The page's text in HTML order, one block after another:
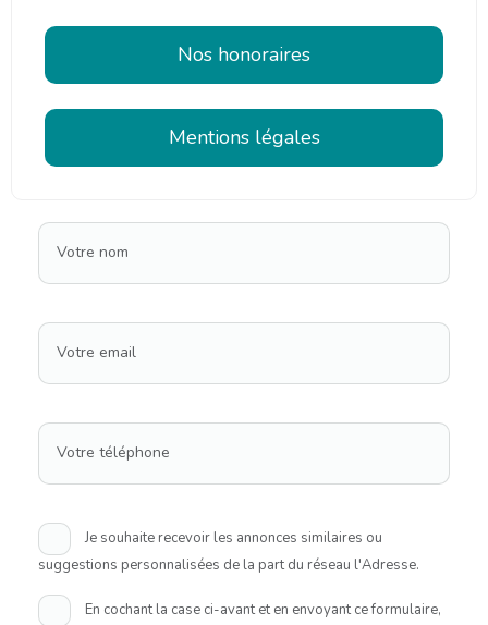
Nos honoraires
Mentions légales
Votre nom
Votre email
Votre téléphone
Je souhaite recevoir les annonces similaires ou
suggestions personnalisées de la part du réseau l'Adresse.
En cochant la case ci-avant et en envoyant ce formulaire,